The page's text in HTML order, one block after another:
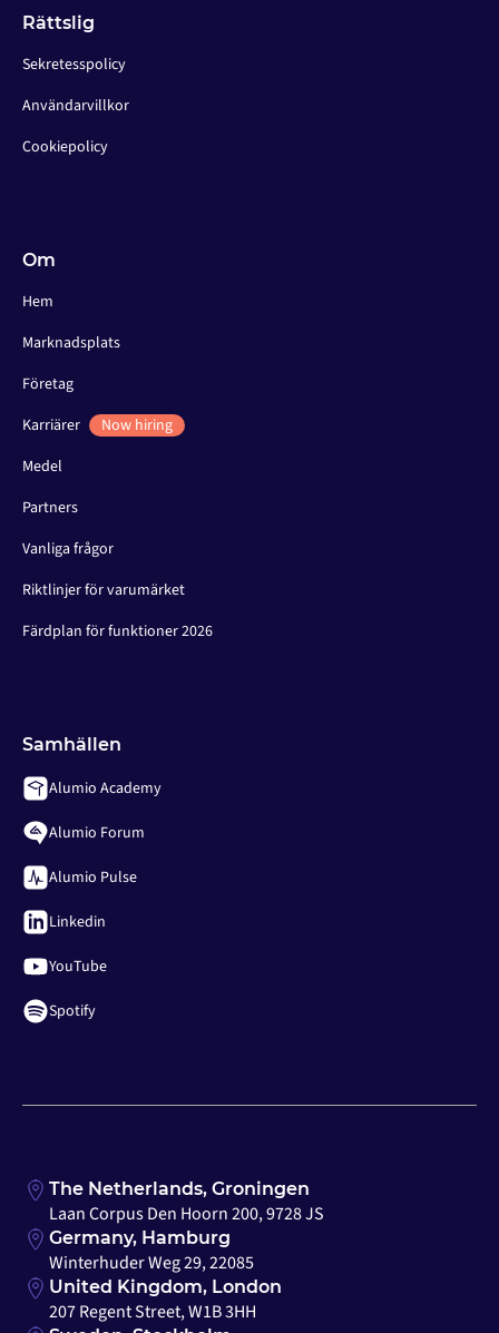
Rättslig
Sekretesspolicy
Användarvillkor
Cookiepolicy
Om
Hem
Marknadsplats
Företag
Karriärer
Now hiring
Medel
Partners
Vanliga frågor
Riktlinjer för varumärket
Färdplan för funktioner 2026
Samhällen
Alumio Academy
Alumio Forum
Alumio Pulse
Linkedin
YouTube
Spotify
The Netherlands, Groningen
Laan Corpus Den Hoorn 200, 9728 JS
Germany, Hamburg
Winterhuder Weg 29, 22085
United Kingdom, London
207 Regent Street, W1B 3HH